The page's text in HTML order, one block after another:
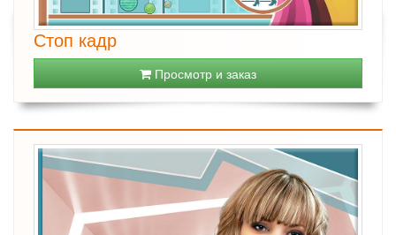
Стоп кадр
Просмотр и заказ